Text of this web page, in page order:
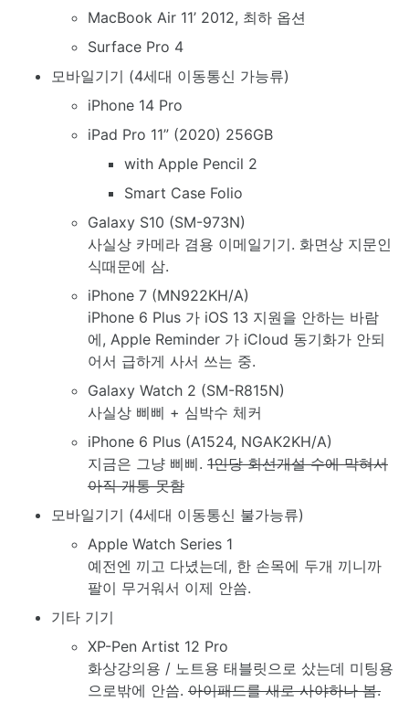
MacBook Air 11’ 2012, 최하 옵션
Surface Pro 4
모바일기기 (4세대 이동통신 가능류)
iPhone 14 Pro
iPad Pro 11” (2020) 256GB
with Apple Pencil 2
Smart Case Folio
Galaxy S10 (SM-973N)
사실상 카메라 겸용 이메일기기. 화면상 지문인
식때문에 삼.
iPhone 7 (MN922KH/A)
iPhone 6 Plus 가 iOS 13 지원을 안하는 바람
에, Apple Reminder 가 iCloud 동기화가 안되
어서 급하게 사서 쓰는 중.
Galaxy Watch 2 (SM-R815N)
사실상 삐삐 + 심박수 체커
iPhone 6 Plus (A1524, NGAK2KH/A)
지금은 그냥 삐삐. 1인당 회선개설 수에 막혀서
아직 개통 못함
모바일기기 (4세대 이동통신 불가능류)
Apple Watch Series 1
예전엔 끼고 다녔는데, 한 손목에 두개 끼니까
팔이 무거워서 이제 안씀.
기타 기기
XP-Pen Artist 12 Pro
화상강의용 / 노트용 태블릿으로 샀는데 미팅용
으로밖에 안씀. 아이패드를 새로 사야하나 봄.